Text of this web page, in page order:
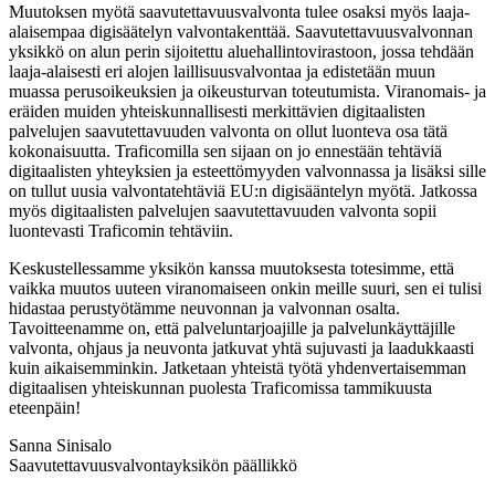
Muutoksen myötä saavutettavuusvalvonta tulee osaksi myös laaja-
alaisempaa digisäätelyn valvontakenttää. Saavutettavuusvalvonnan
yksikkö on alun perin sijoitettu aluehallintovirastoon, jossa tehdään
laaja-alaisesti eri alojen laillisuusvalvontaa ja edistetään muun
muassa perusoikeuksien ja oikeusturvan toteutumista. Viranomais- ja
eräiden muiden yhteiskunnallisesti merkittävien digitaalisten
palvelujen saavutettavuuden valvonta on ollut luonteva osa tätä
kokonaisuutta. Traficomilla sen sijaan on jo ennestään tehtäviä
digitaalisten yhteyksien ja esteettömyyden valvonnassa ja lisäksi sille
on tullut uusia valvontatehtäviä EU:n digisääntelyn myötä. Jatkossa
myös digitaalisten palvelujen saavutettavuuden valvonta sopii
luontevasti Traficomin tehtäviin.
Keskustellessamme yksikön kanssa muutoksesta totesimme, että
vaikka muutos uuteen viranomaiseen onkin meille suuri, sen ei tulisi
hidastaa perustyötämme neuvonnan ja valvonnan osalta.
Tavoitteenamme on, että palveluntarjoajille ja palvelunkäyttäjille
valvonta, ohjaus ja neuvonta jatkuvat yhtä sujuvasti ja laadukkaasti
kuin aikaisemminkin. Jatketaan yhteistä työtä yhdenvertaisemman
digitaalisen yhteiskunnan puolesta Traficomissa tammikuusta
eteenpäin!
Sanna Sinisalo
Saavutettavuusvalvontayksikön päällikkö